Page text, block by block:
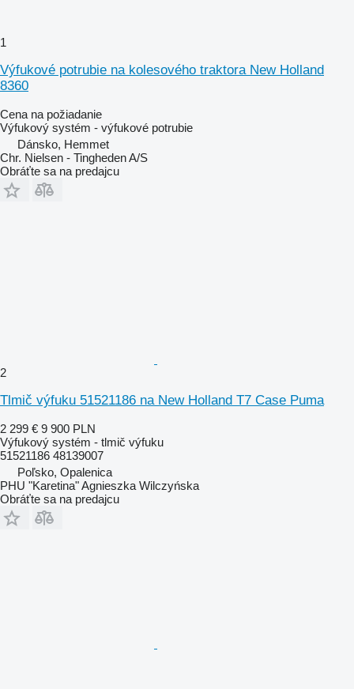
1
Výfukové potrubie na kolesového traktora New Holland
8360
Cena na požiadanie
Výfukový systém - výfukové potrubie
Dánsko, Hemmet
Chr. Nielsen - Tingheden A/S
Obráťte sa na predajcu
2
Tlmič výfuku 51521186 na New Holland T7 Case Puma
2 299 € 9 900 PLN
Výfukový systém - tlmič výfuku
51521186 48139007
Poľsko, Opalenica
PHU "Karetina" Agnieszka Wilczyńska
Obráťte sa na predajcu